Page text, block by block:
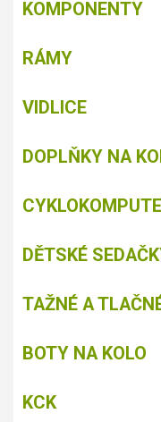
KOMPONENTY
RÁMY
VIDLICE
DOPLŇKY NA
DĚTSKÉ
TAŽNÉ A
BOTY NA KOLO
KCK